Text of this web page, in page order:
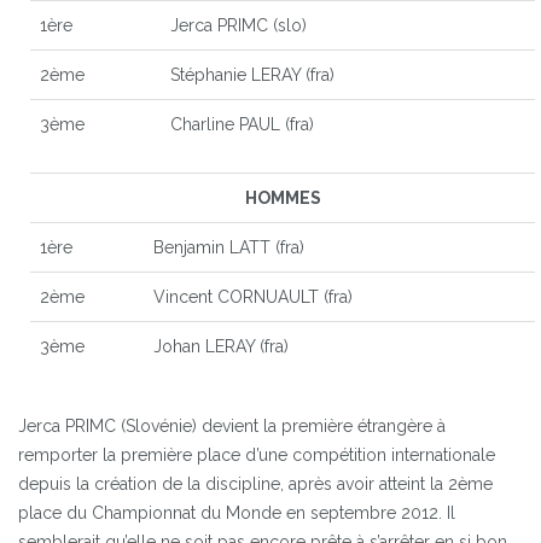
1ère Jerca PRIMC (slo)
2ème Stéphanie LERAY (fra)
3ème Charline PAUL (fra)
HOMMES
1ère Benjamin LATT (fra)
2ème Vincent CORNUAULT (fra)
3ème Johan LERAY (fra)
Jerca PRIMC (Slovénie) devient la première étrangère à
remporter la première place d’une compétition internationale
depuis la création de la discipline, après avoir atteint la 2ème
place du Championnat du Monde en septembre 2012. Il